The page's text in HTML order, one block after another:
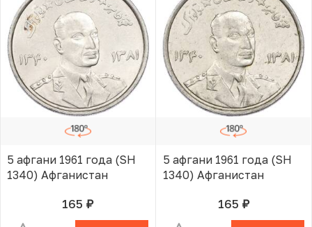
5 афгани 1961 года (SH
1340) Афганистан
165 руб.В КОРЗИНЕ
5 афгани 1961 года (SH
1340) Афганистан
165 руб.В КОРЗИНЕ